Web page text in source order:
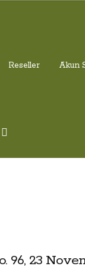
Reseller Akun
96, 23